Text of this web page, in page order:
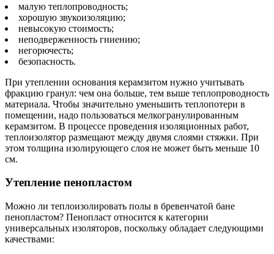
малую теплопроводность;
хорошую звукоизоляцию;
невысокую стоимость;
неподверженность гниению;
негорючесть;
безопасность.
При утеплении основания керамзитом нужно учитывать
фракцию гранул: чем она больше, тем выше теплопроводность
материала. Чтобы значительно уменьшить теплопотери в
помещении, надо пользоваться мелкогранулированным
керамзитом. В процессе проведения изоляционных работ,
теплоизолятор размещают между двумя слоями стяжки. При
этом толщина изолирующего слоя не может быть меньше 10
см.
Утепление пенопластом
Можно ли теплоизолировать полы в бревенчатой бане
пенопластом? Пенопласт относится к категории
универсальных изоляторов, поскольку обладает следующими
качествами: